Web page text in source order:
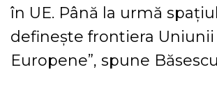
în UE. Până la urmă
defineşte frontiera Uniunii
Europene”, spune